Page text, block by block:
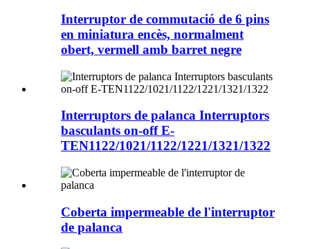
Interruptor de commutació de 6 pins
en miniatura encès, normalment
obert, vermell amb barret negre
Interruptors de palanca Interruptors
basculants on-off E-
TEN1122/1021/1122/1221/1321/1322
Coberta impermeable de l'interruptor
de palanca